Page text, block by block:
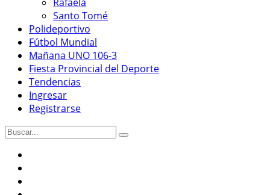
Santo Tomé
Polideportivo
Fútbol Mundial
Mañana UNO 106-3
Fiesta Provincial del Deporte
Tendencias
Ingresar
Registrarse